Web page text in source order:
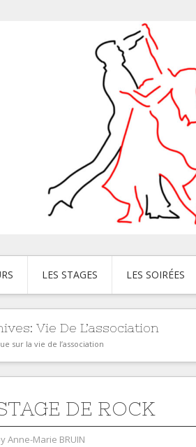
LES STAGES LES SOIRÉES
Vie De L’association
sur la vie de l’association
DE ROCK
Anne-Marie BRUIN